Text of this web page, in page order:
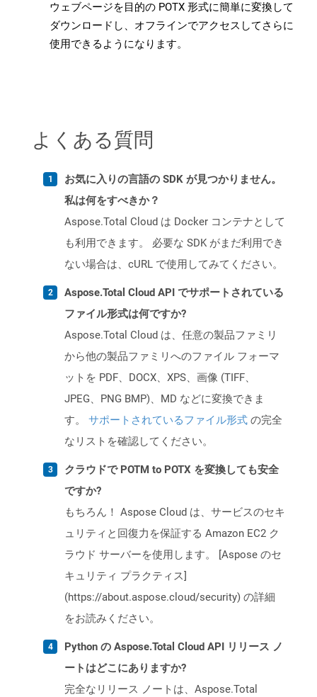
ウェブページを目的の POTX 形式に簡単に変換して
ダウンロードし、オフラインでアクセスしてさらに
使用できるようになります。
よくある質問
お気に入りの言語の SDK が見つかりません。
私は何をすべきか？
Aspose.Total Cloud は Docker コンテナとして
も利用できます。 必要な SDK がまだ利用でき
ない場合は、cURL で使用してみてください。
Aspose.Total Cloud API でサポートされている
ファイル形式は何ですか?
Aspose.Total Cloud は、任意の製品ファミリ
から他の製品ファミリへのファイル フォーマ
ットを PDF、DOCX、XPS、画像 (TIFF、
JPEG、PNG BMP)、MD などに変換できま
す。 サポートされているファイル形式 の完全
なリストを確認してください。
クラウドで POTM to POTX を変換しても安全
ですか?
もちろん！ Aspose Cloud は、サービスのセキ
ュリティと回復力を保証する Amazon EC2 ク
ラウド サーバーを使用します。 [Aspose のセ
キュリティ プラクティス]
(https://about.aspose.cloud/security) の詳細
をお読みください。
Python の Aspose.Total Cloud API リリース ノ
ートはどこにありますか?
完全なリリース ノートは、Aspose.Total